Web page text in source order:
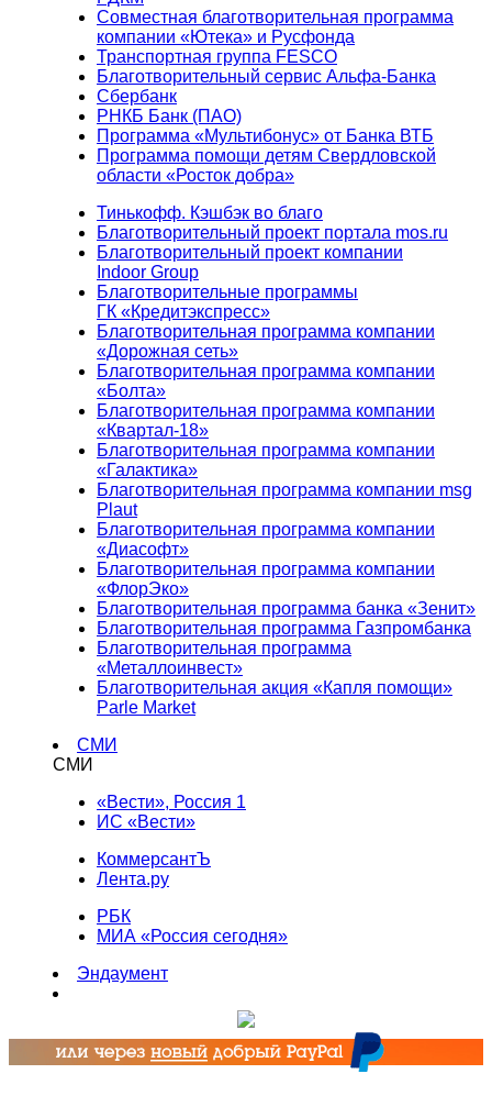
Совместная благотворительная программа
компании «Ютека» и Русфонда
Транспортная группа FESCO
Благотворительный сервис Альфа-Банка
Сбербанк
РНКБ Банк (ПАО)
Программа «Мультибонус» от Банка ВТБ
Программа помощи детям Свердловской
области «Росток добра»
Тинькофф. Кэшбэк во благо
Благотворительный проект портала mos.ru
Благотворительный проект компании
Indoor Group
Благотворительные программы
ГК «Кредитэкспресс»
Благотворительная программа компании
«Дорожная сеть»
Благотворительная программа компании
«Болта»
Благотворительная программа компании
«Квартал-18»
Благотворительная программа компании
«Галактика»
Благотворительная программа компании msg
Plaut
Благотворительная программа компании
«Диасофт»
Благотворительная программа компании
«ФлорЭко»
Благотворительная программа банка «Зенит»
Благотворительная программа Газпромбанка
Благотворительная программа
«Металлоинвест»
Благотворительная акция «Капля помощи»
Parle Market
СМИ
СМИ
«Вести», Россия 1
ИС «Вести»
КоммерсантЪ
Лента.ру
РБК
МИА «Россия сегодня»
Эндаумент